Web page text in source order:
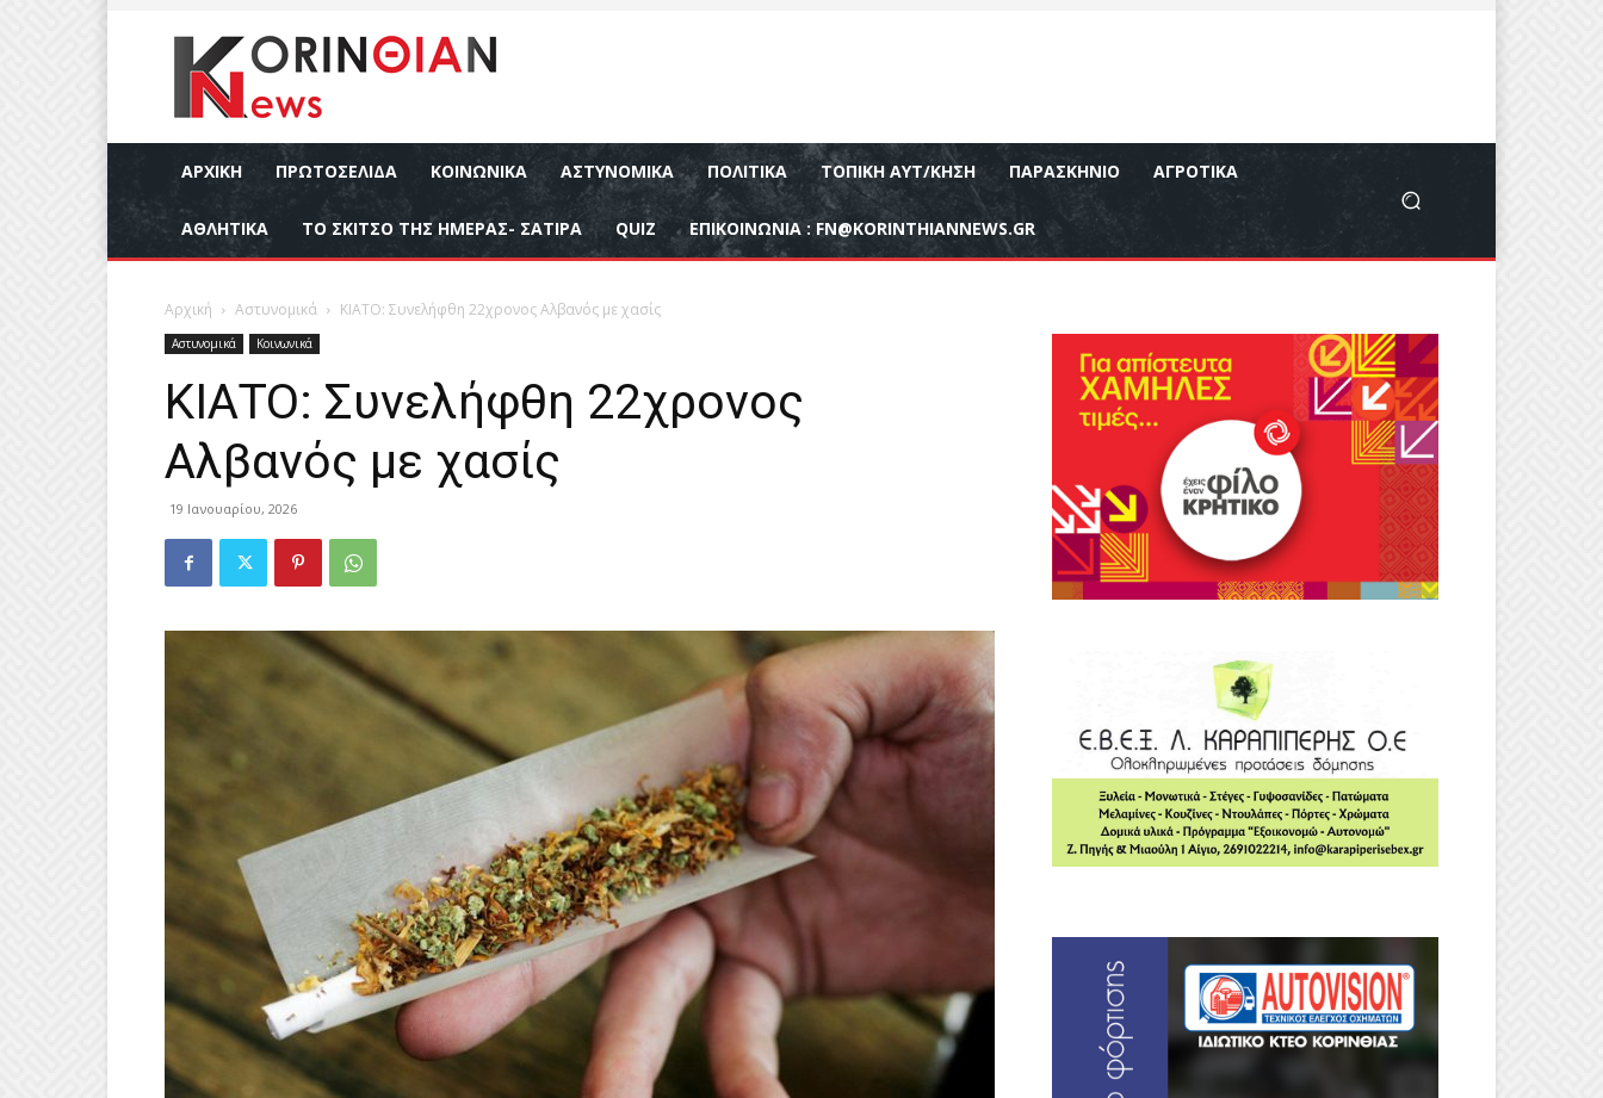
ΑΡΧΙΚΉ ΠΡΩΤΟΣΕΛΙΔΑ ΚΟΙΝΩΝΙΚΆ ΑΣΤΥΝΟΜΙΚΆ ΠΟΛΙΤΙΚΆ ΤΟΠΙΚΉ ΑΥΤ/ΚΗΣΗ ΠΑΡΑΣΚΉΝΙΟ ΑΓΡΟΤΙΚΆ
ΑΘΛΗΤΙΚΆ ΤΟ ΣΚΙΤΣΟ ΤΗΣ ΗΜΕΡΑΣ- ΣΑΤΙΡΑ QUIZ ΕΠΙΚΟΙΝΩΝΊΑ : FN@KORINTHIANNEWS.GR
Αρχική Αστυνομικά ΚΙΑΤΟ: Συνελήφθη 22χρονος Αλβανός με χασίς
Αστυνομικά Κοινωνικά
ΚΙΑΤΟ: Συνελήφθη 22χρονος
Αλβανός με χασίς
19 Ιανουαρίου, 2026